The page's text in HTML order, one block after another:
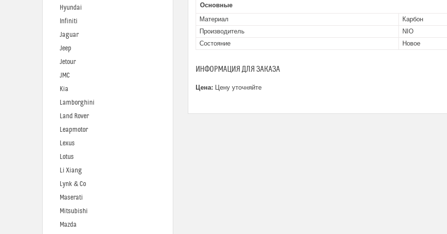
Основные
Материал
Карбон
Производитель
NIO
Состояние
Новое
ИНФОРМАЦИЯ ДЛЯ ЗАКАЗА
Цена: Цену уточняйте
Hyundai
Infiniti
Jaguar
Jeep
Jetour
JMC
Kia
Lamborghini
Land Rover
Leapmotor
Lexus
Lotus
Li Xiang
Lynk & Co
Maserati
Mitsubishi
Mazda